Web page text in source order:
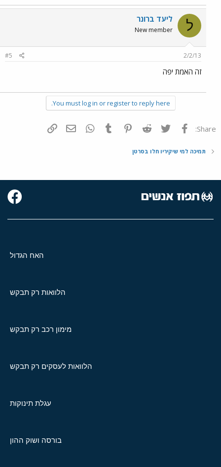
ל ליעד ברונר
New member
2/2/13
#5
זה האמת יפה
You must log in or register to reply here.
Share: פייסבוק Twitter
Reddit
Pinterest
Tumblr
WhatsAppדואר אלקטרוני
תמיכה למי שיקיריו חלו בסרטן
האח הגדול
הלוואות רק תבקש
מימון רכב רק תבקש
הלוואות לעסקים רק תבקש
עגלת תינוקות
בורסה ושוק ההון